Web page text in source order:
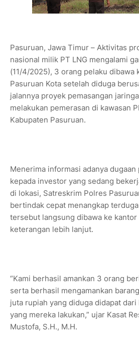
Pasuruan, Jawa Timur – Aktivitas
nasional milik PT LNG mengalami
(11/4/2025), 3 orang pelaku dibawa
Pasuruan Kota setelah diduga
jalannya proyek pemasangan
melakukan pemerasan di kawasan
Kabupaten Pasuruan.
Menerima informasi adanya dugaan
kepada investor yang sedang
di lokasi, Satreskrim Polres
bertindak cepat menangkap
tersebut langsung dibawa ke
keterangan lebih lanjut.
“Kami berhasil amankan 3 orang
serta berhasil mengamankan
juta rupiah yang diduga didapat dari
yang mereka lakukan,” ujar Kasat
Mustofa, S.H., M.H.